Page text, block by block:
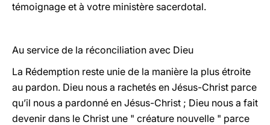
témoignage et à votre ministère sacerdotal.
Au service de la réconciliation avec Dieu
La Rédemption reste unie de la manière la plus étroite
au pardon. Dieu nous a rachetés en Jésus-Christ parce
qu’il nous a pardonné en Jésus-Christ ; Dieu nous a fait
devenir dans le Christ une " créature nouvelle " parce